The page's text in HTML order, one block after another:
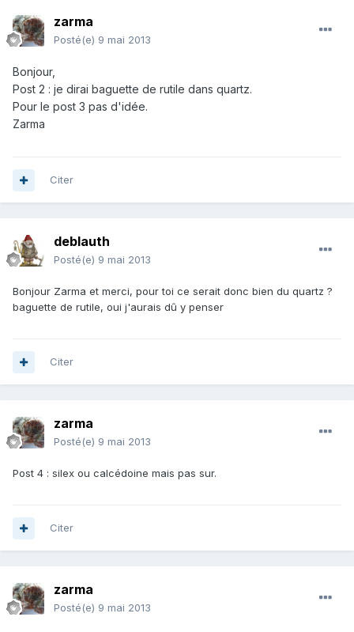
zarma
Posté(e) 9 mai 2013
Bonjour,
Post 2 : je dirai baguette de rutile dans quartz.
Pour le post 3 pas d'idée.
Zarma
Citer
deblauth
Posté(e) 9 mai 2013
Bonjour Zarma et merci, pour toi ce serait donc bien du quartz ?
baguette de rutile, oui j'aurais dû y penser
Citer
zarma
Posté(e) 9 mai 2013
Post 4 : silex ou calcédoine mais pas sur.
Citer
zarma
Posté(e) 9 mai 2013